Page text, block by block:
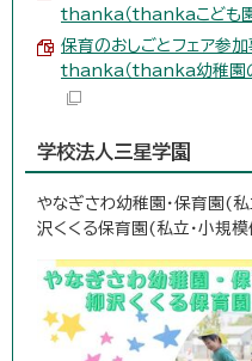
thanka（thankaこども園
保育のおしごとフェア参
thanka（thanka幼稚園の
学校法人三星学園
やなぎさわ幼稚園・保育園(
沢くくる保育園(私立・小規